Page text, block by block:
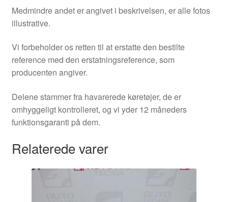
Medmindre andet er angivet i beskrivelsen, er alle fotos
illustrative.
Vi forbeholder os retten til at erstatte den bestilte
reference med den erstatningsreference, som
producenten angiver.
Delene stammer fra havarerede køretøjer, de er
omhyggeligt kontrolleret, og vi yder 12 måneders
funktionsgaranti på dem.
Relaterede varer